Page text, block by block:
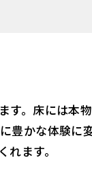
す。床には本
豊かな体験に
ます。